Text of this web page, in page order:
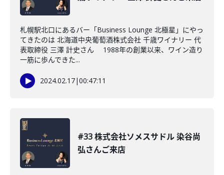
札幌駅北口にあるバー「Business Lounge 北極星」にやっ
てきたのは 北海道中央葡萄酒株式会社 千歳ワイナリー 代
表取締役 三澤 計史さん 1988年の創業以来、ワイン造り
一筋に歩んできた...
2024.02.17|00:47:11
#33 株式会社ソメスサドル 染谷尚
弘さんご来店